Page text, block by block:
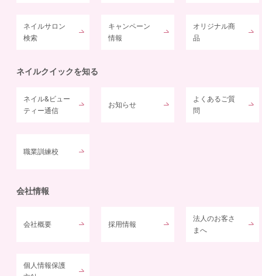
ネイルサロン
検索
キャンペーン
情報
オリジナル商
品
ネイルクイックを知る
ネイル&ビュー
ティー通信
お知らせ
よくあるご質
問
職業訓練校
会社情報
会社概要 採用情報
法人のお客さ
まへ
個人情報保護